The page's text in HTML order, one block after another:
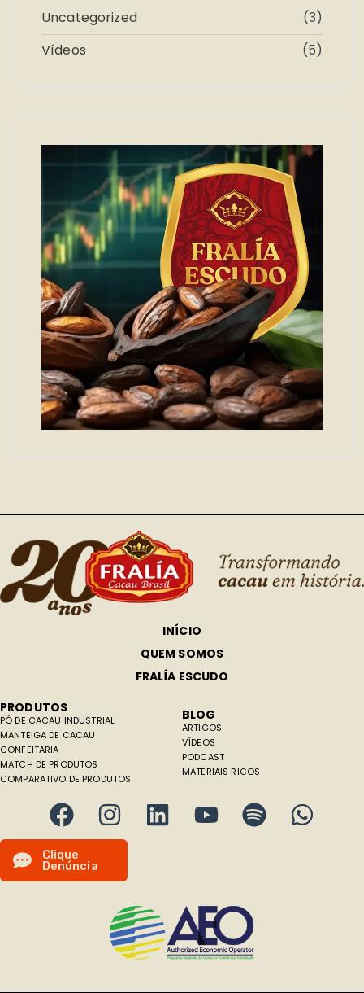
Uncategorized
(3)
Vídeos
(5)
INÍCIO
QUEM SOMOS
FRALÍA ESCUDO
PRODUTOS
PÓ DE CACAU INDUSTRIAL
MANTEIGA DE CACAU
CONFEITARIA
MATCH DE PRODUTOS
COMPARATIVO DE PRODUTOS
BLOG
ARTIGOS
VÍDEOS
PODCAST
MATERIAIS RICOS
Clique
Denúncia